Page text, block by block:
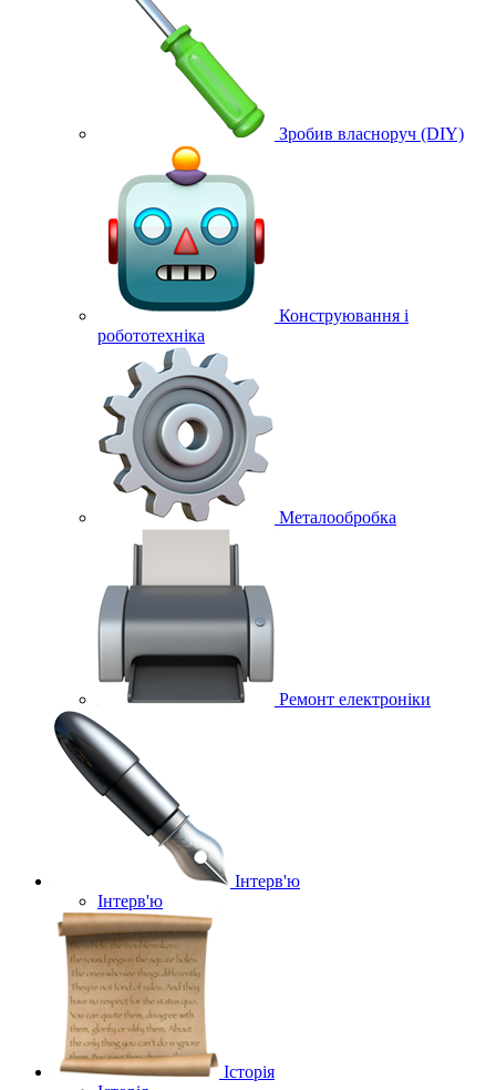
Зробив власноруч (DIY)
Конструювання і
робототехніка
Металообробка
Ремонт електроніки
Інтерв'ю
Інтерв'ю
Історія